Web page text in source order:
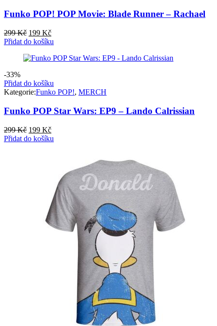
Funko POP! POP Movie: Blade Runner – Rachael
299Kč Původní
cena
299 Kč.
199 KčAktuální
cena
199 Kč.
Přidat do košíku
-33%
Přidat do košíku
Kategorie:Funko POP!, MERCH
Funko POP Star Wars: EP9 – Lando Calrissian
299Kč Původní
cena
199 KčAktuální
cena
Přidat do košíku